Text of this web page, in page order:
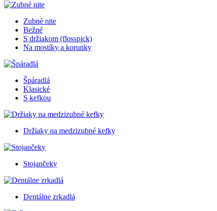
Zubné nite
Bežné
S držiakom (flosspick)
Na mostíky a korunky
Špáradlá
Klasické
S kefkou
Držiaky na medzizubné kefky
Stojančeky
Dentálne zrkadlá